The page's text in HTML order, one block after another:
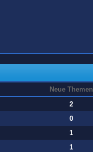
Neue Themen
2
0
1
1